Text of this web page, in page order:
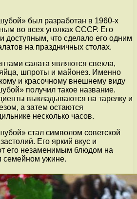
был разработан в 1960-х
во всех уголках СССР. Его
доступным, что сделало его одним
на праздничных столах.
салата являются свекла,
шпроты и майонез. Именно
и красочному внешнему виду
получил такое название.
выкладываются на тарелку и
а затем остаются
несколько часов.
стал символом советской
Его яркий вкус и
его незаменимым блюдом на
семейном ужине.